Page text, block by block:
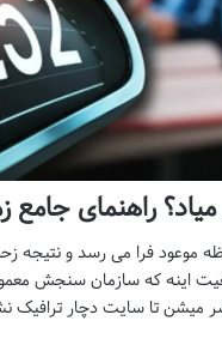
راهنمای جامع
موعود فرا می رسد و
اینه که سازمان سنجش
میشن تا سایت دچار ترافیک